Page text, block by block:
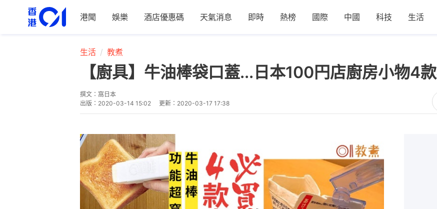
港聞 娛樂 酒店優惠碼 天氣消息 即時 熱榜 國際 中國 科技 生活
生活 教煮
【廚具】牛油棒袋口蓋...日本100円店廚房小物4
撰文： 窩日本
出版： 2020-03-14 15:02 更新： 2020-03-17 17:38